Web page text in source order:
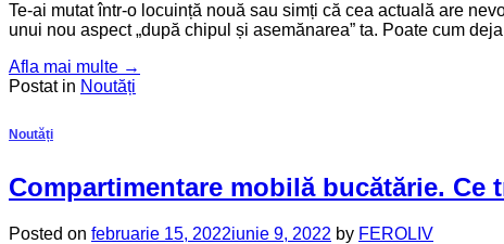
Te-ai mutat într-o locuință nouă sau simți că cea actuală are
unui nou aspect „după chipul și asemănarea” ta. Poate cum
Afla mai multe →
Postat in Noutăți
Noutăți
Compartimentare mobilă bucătărie. Ce
Posted on februarie 15, 2022iunie 9, 2022 by FEROLIV